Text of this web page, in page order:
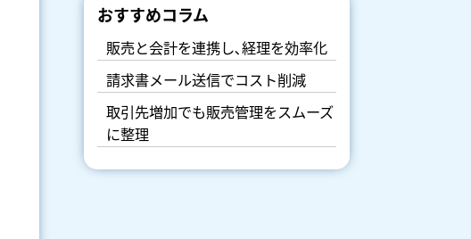
おすすめコラム
販売と会計を連携し､経理を効率化
請求書メール送信でコスト削減
取引先増加でも販売管理をスムーズ
に整理